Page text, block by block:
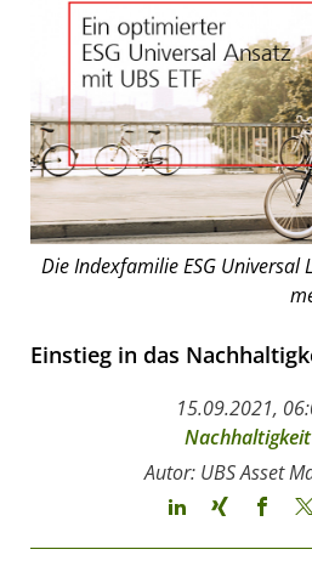
Die Indexfamilie ESG Universal
Einstieg in das
15.09.2021,
Nachhaltigkeit
Autor: UBS Asset